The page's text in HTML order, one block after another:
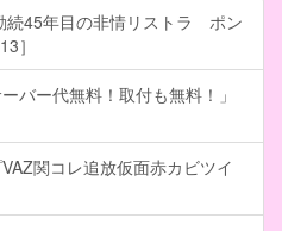
続45年目の非情リストラ ポン
］
バー代無料！取付も無料！」
関コレ追放仮面赤カビツイ